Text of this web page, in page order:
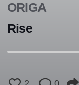
ORIGA
Rise